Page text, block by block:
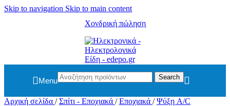
Skip to navigation Skip to main content
Χονδρική πώληση
Menu Search
Αρχική σελίδα / Σπίτι - Εποχιακά / Εποχιακά / Ψύξη A/C